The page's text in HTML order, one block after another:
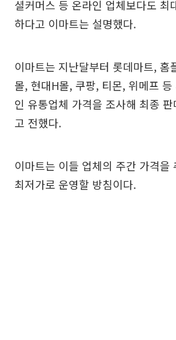
셜커머스 등 온라인 업체보다도 최
하다고 이마트는 설명했다.
이마트는 지난달부터 롯데마트, 홈
몰, 현대H몰, 쿠팡, 티몬, 위메프
인 유통업체 가격을 조사해 최종
고 전했다.
이마트는 이들 업체의 주간 가격을
최저가로 운영할 방침이다.